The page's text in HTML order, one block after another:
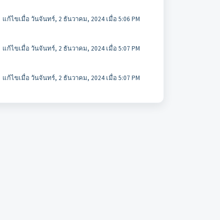
แก้ไขเมื่อ วันจันทร์, 2 ธันวาคม, 2024 เมื่อ 5:06 PM
แก้ไขเมื่อ วันจันทร์, 2 ธันวาคม, 2024 เมื่อ 5:07 PM
แก้ไขเมื่อ วันจันทร์, 2 ธันวาคม, 2024 เมื่อ 5:07 PM